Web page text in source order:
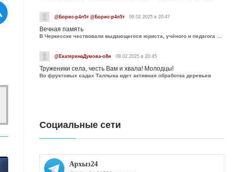
@Борис-р4л5т @Борис-р4л5т 09.02.2025 в 20:47
Вечная память
@ЕкатеринаДумова-о8и 09.02.2025 в 20:45
Труженики села, честь Вам и хвала! Молодцы!
Во фруктовых садах Таллыка идет активная обработка деревьев
Социальные сети